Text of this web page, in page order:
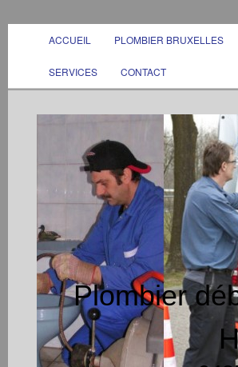
ACCUEIL PLOMBIER BRUXELLES
SERVICES CONTACT
Plombier